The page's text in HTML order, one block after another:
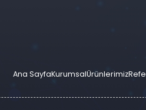
Ana SayfaKurumsalÜrünlerimiz